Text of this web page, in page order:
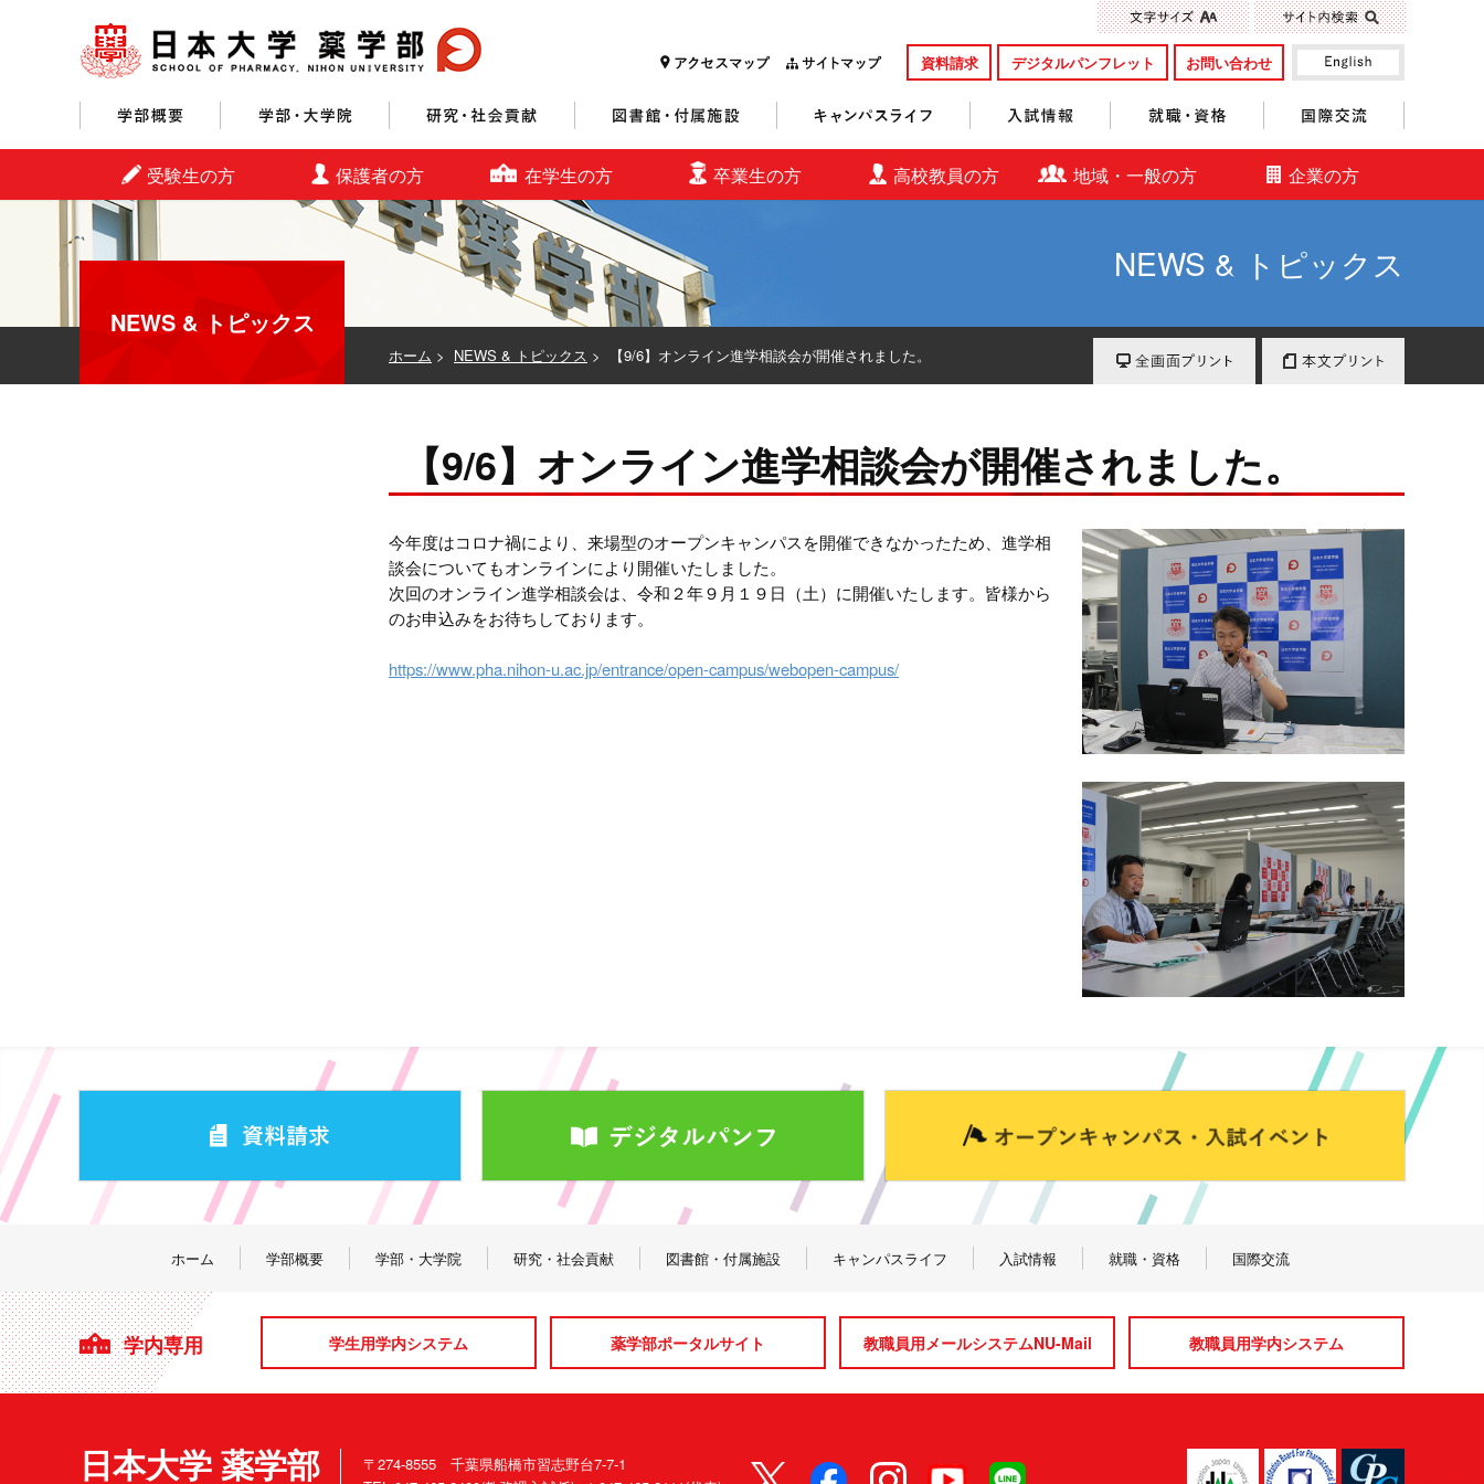
資料請求 デジタルパンフレット お問い合わせ
受験生の方 保護者の方 在学生の方 卒業生の方 高校教員の方 地域・一般の方 企業の方
NEWS & トピックス
ホーム > NEWS & トピックス > 【9/6】オンライン進学相談会が開催されました。
【9/6】オンライン進学相談会が開催されました。
今年度はコロナ禍により、来場型のオープンキャンパスを開催できなかったため、進学相
談会についてもオンラインにより開催いたしました。
次回のオンライン進学相談会は、令和２年９月１９日（土）に開催いたします。皆様から
のお申込みをお待ちしております。
https://www.pha.nihon-u.ac.jp/entrance/open-campus/webopen-campus/
NEWS & トピックス
ホーム 学部概要 学部・大学院 研究・社会貢献 図書館・付属施設 キャンパスライフ 入試情報 就職・資格 国際交流
学内専用 学生用学内システム 薬学部ポータルサイト 教職員用メールシステムNU-Mail 教職員用学内システム
日本大学 薬学部
〒274-8555 千葉県船橋市習志野台7-7-1